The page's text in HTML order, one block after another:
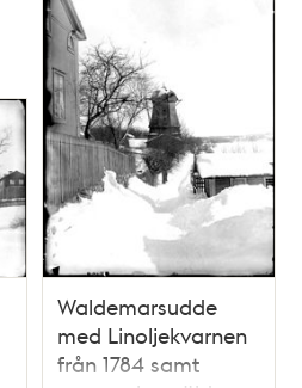
Waldemarsudde
med Linoljekvarnen
från 1784 samt